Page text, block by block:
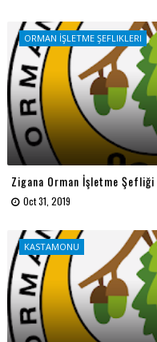
ORMAN İŞLETME ŞEFLIKLERI
Zigana Orman İşletme Şefliği
Oct 31, 2019
KASTAMONU